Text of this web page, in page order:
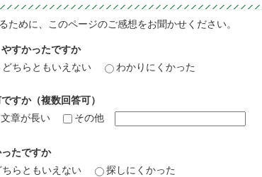
ために、このページのご感想をお聞かせください。
すかったですか
どちらともいえない わかりにくかった
すか（複数回答可）
文章が長い その他
たですか
ちらともいえない 探しにくかった